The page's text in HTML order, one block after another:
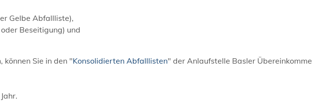
Gelbe Abfallliste),
Beseitigung) und
Sie in den "Konsolidierten Abfalllisten" der Anlaufstelle Basler